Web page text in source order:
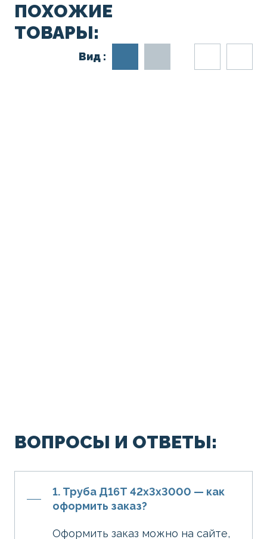
ПОХОЖИЕ
ТОВАРЫ:
Вид :
ВОПРОСЫ И ОТВЕТЫ:
1. Труба Д16Т 42х3х3000 — как
оформить заказ?
Оформить заказ можно на сайте,